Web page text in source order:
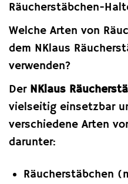
Räucherstäbchen-
Welche Arten von
dem NKlaus
verwenden?
Der NKlaus
vielseitig einsetzbar
verschiedene Arten
darunter:
Räucherstäbchen